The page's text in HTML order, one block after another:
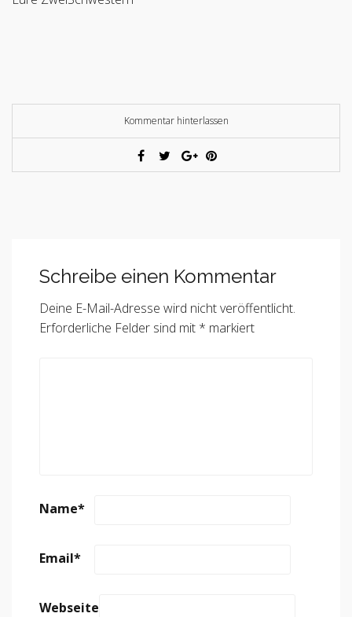
Kommentar hinterlassen
Schreibe einen Kommentar
Deine E-Mail-Adresse wird nicht veröffentlicht.
Erforderliche Felder sind mit * markiert
Name*
Email*
Webseite